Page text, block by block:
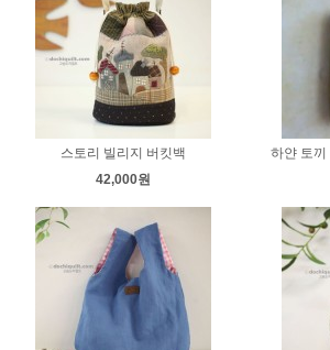
스토리 빌리지 버킷백
42,000원
하얀 토끼